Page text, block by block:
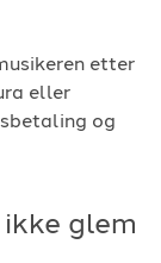
etter
eller
og
glem